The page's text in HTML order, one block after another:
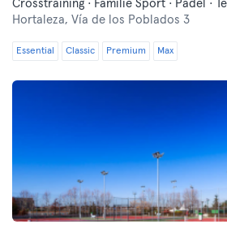
Crosstraining · Familie Sport · Padel ·
Hortaleza, Vía de los Poblados 3
Essential Classic Premium Max